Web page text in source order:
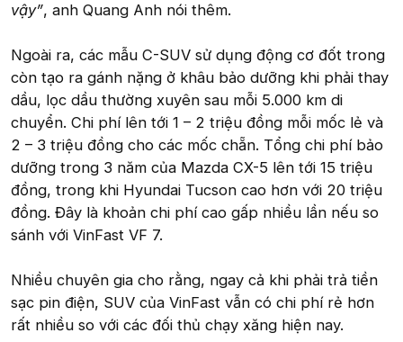
vậy”, anh Quang Anh nói thêm.
Ngoài ra, các mẫu C-SUV sử dụng động cơ đốt trong
còn tạo ra gánh nặng ở khâu bảo dưỡng khi phải thay
dầu, lọc dầu thường xuyên sau mỗi 5.000 km di
chuyển. Chi phí lên tới 1 – 2 triệu đồng mỗi mốc lẻ và
2 – 3 triệu đồng cho các mốc chẵn. Tổng chi phí bảo
dưỡng trong 3 năm của Mazda CX-5 lên tới 15 triệu
đồng, trong khi Hyundai Tucson cao hơn với 20 triệu
đồng. Đây là khoản chi phí cao gấp nhiều lần nếu so
sánh với VinFast VF 7.
Nhiều chuyên gia cho rằng, ngay cả khi phải trả tiền
sạc pin điện, SUV của VinFast vẫn có chi phí rẻ hơn
rất nhiều so với các đối thủ chạy xăng hiện nay.